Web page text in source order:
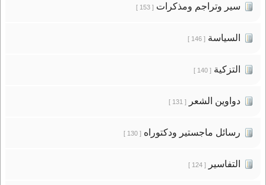
سير وتراجم ومذكرات[ 153 ]
السياسة[ 146 ]
التزكية[ 140 ]
دواوين الشعر[ 131 ]
رسائل ماجستير ودكتوراه[ 130 ]
التفاسير[ 124 ]